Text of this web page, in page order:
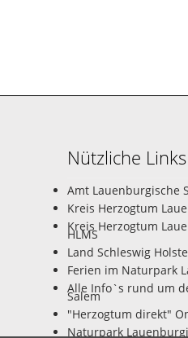
Nützliche Links
Amt Lauenburgische
Kreis Herzogtum
Kreis Herzogtum
HLMS
Land Schleswig
Ferien im Naturpark
Alle Info`s rund um
Salem
"Herzogtum direkt"
Naturpark